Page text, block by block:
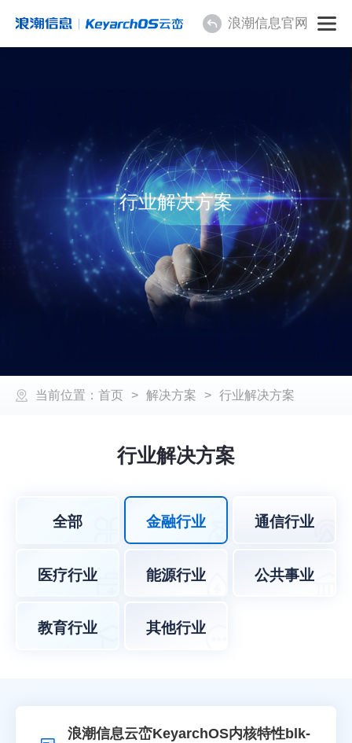
浪潮信息官网
行业解决方案
当前位置： 首页 > 解决方案 > 行业解决方案
行业解决方案
全部 金融行业 通信行业
医疗行业 能源行业 公共事业
教育行业 其他行业
浪潮信息云峦KeyarchOS内核特性blk-